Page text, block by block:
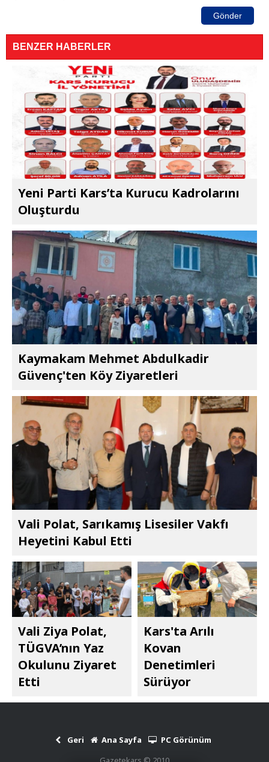
Gönder
BENZER HABERLER
Yeni Parti Kars’ta Kurucu Kadrolarını
Oluşturdu
Kaymakam Mehmet Abdulkadir
Güvenç'ten Köy Ziyaretleri
Vali Polat, Sarıkamış Lisesiler Vakfı
Heyetini Kabul Etti
Vali Ziya Polat,
TÜGVA’nın Yaz
Okulunu Ziyaret
Etti
Kars'ta Arılı
Kovan
Denetimleri
Sürüyor
Geri Ana Sayfa
PC Görünüm